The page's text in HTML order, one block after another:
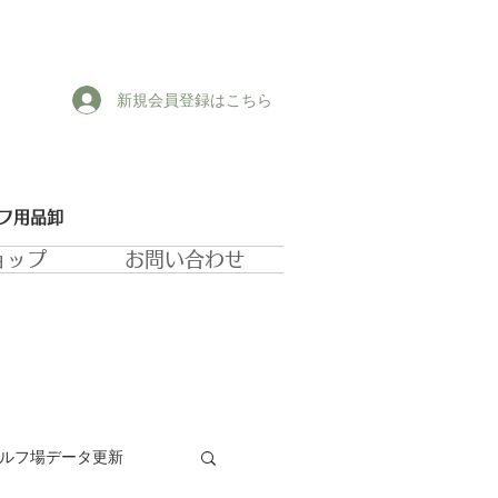
新規会員登録はこちら
用品卸
ップ お問い合わせ
フ場データ更新